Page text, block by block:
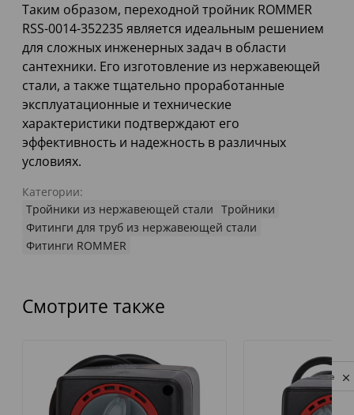
Таким образом, переходной тройник ROMMER
RSS-0014-352235 является идеальным решением
для сложных инженерных задач в области
сантехники. Его изготовление из нержавеющей
стали, а также тщательно проработанные
эксплуатационные и технические
характеристики подтверждают его
эффективность и надежность в различных
условиях.
Категории:
Тройники из нержавеющей стали Тройники
Фитинги для труб из нержавеющей стали
Фитинги ROMMER
Смотрите также
Privacy notice